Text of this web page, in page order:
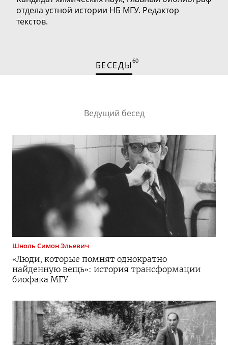
отдела устной истории НБ МГУ. Редактор
текстов.
БЕСЕДЫ60
Ведущий бесед
ШнольСимон Эльевич
«Люди, которые помнят однократно
найденную вещь»: история трансформации
биофака МГУ